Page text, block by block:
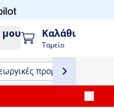
μου Καλάθι
Ταμείο
προμήθειες και